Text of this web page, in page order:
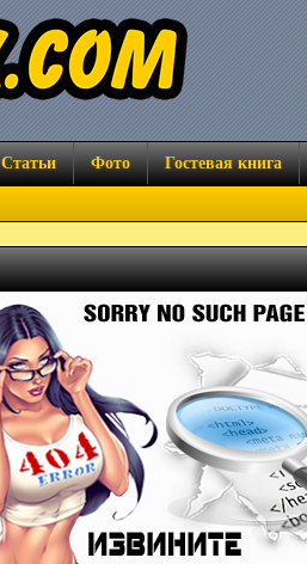
Статьи Фото Гостевая книга